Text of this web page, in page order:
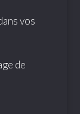
vos
de